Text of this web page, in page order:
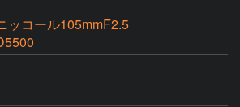
ッコール105mmF2.5